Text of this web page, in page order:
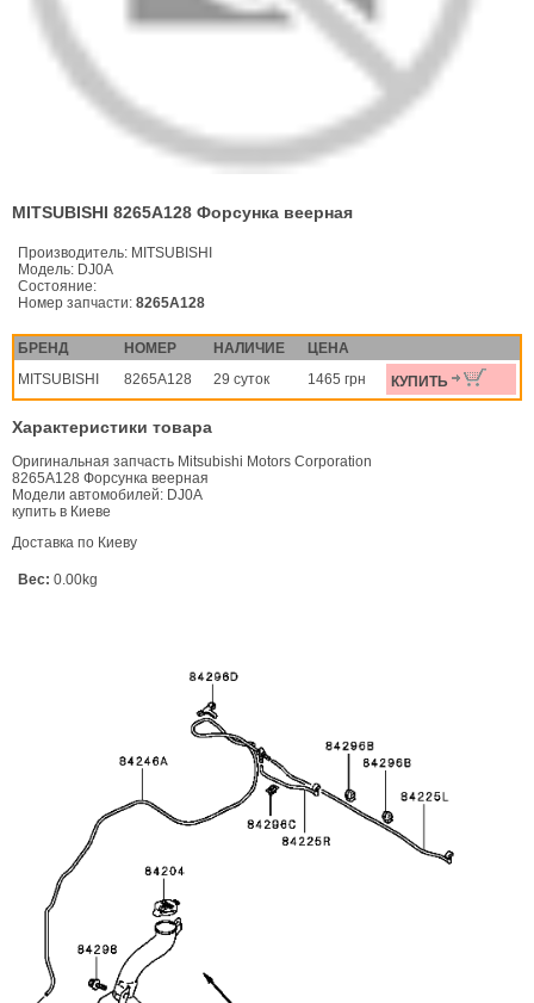
MITSUBISHI 8265A128 Форсунка веерная
Производитель: MITSUBISHI
Модель: DJ0A
Состояние:
Номер запчасти: 8265A128
БРЕНД НОМЕР НАЛИЧИЕ
ЦЕНА
MITSUBISHI
8265A128 29 суток 1465 грн КУПИТЬ
Характеристики товара
Оригинальная запчасть Mitsubishi Motors Corporation
8265A128 Форсунка веерная
Модели автомобилей: DJ0A
купить в Киеве
Доставка по Киеву
Вес: 0.00kg